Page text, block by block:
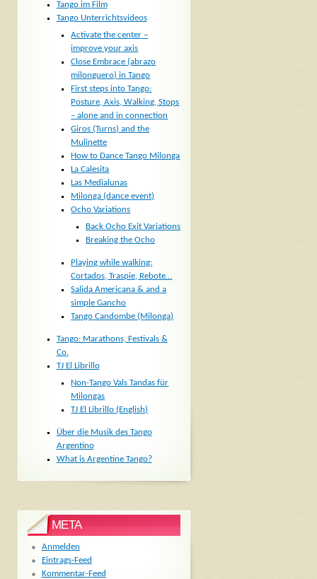
Tango im Film
Tango Unterrichtsvideos
Activate the center –
improve your axis
Close Embrace (abrazo
milonguero) in Tango
First steps into Tango:
Posture, Axis, Walking, Stops
– alone and in connection
Giros (Turns) and the
Mulinette
How to Dance Tango Milonga
La Calesita
Las Medialunas
Milonga (dance event)
Ocho Variations
Back Ocho Exit Variations
Breaking the Ocho
Playing while walking:
Cortados, Traspie, Rebote…
Salida Americana & and a
simple Gancho
Tango Candombe (Milonga)
Tango: Marathons, Festivals &
Co.
TJ El Librillo
Non-Tango Vals Tandas für
Milongas
TJ El Librillo (English)
Über die Musik des Tango
Argentino
What is Argentine Tango?
META
Anmelden
Eintrags-Feed
Kommentar-Feed